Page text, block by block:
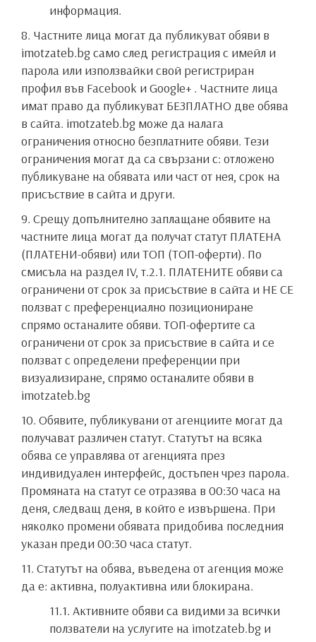
информация.
8. Частните лица могат да публикуват обяви в
imotzateb.bg само след регистрация с имейл и
парола или използвайки свой регистриран
профил във Facebook и Google+ . Частните лица
имат право да публикуват БЕЗПЛАТНО две обява
в сайта. imotzateb.bg може да налага
ограничения относно безплатните обяви. Тези
ограничения могат да са свързани с: отложено
публикуване на обявата или част от нея, срок на
присъствие в сайта и други.
9. Срещу допълнително заплащане обявите на
частните лица могат да получат статут ПЛАТЕНА
(ПЛАТЕНИ-обяви) или ТОП (ТОП-оферти). По
смисъла на раздел IV, т.2.1. ПЛАТЕНИТЕ обяви са
ограничени от срок за присъствие в сайта и НЕ СЕ
ползват с преференциално позициониране
спрямо останалите обяви. ТОП-офертите са
ограничени от срок за присъствие в сайта и се
ползват с определени преференции при
визуализиране, спрямо останалите обяви в
imotzateb.bg
10. Обявите, публикувани от агенциите могат да
получават различен статут. Статутът на всяка
обява се управлява от агенцията през
индивидуален интерфейс, достъпен чрез парола.
Промяната на статут се отразява в 00:30 часа на
деня, следващ деня, в който е извършена. При
няколко промени обявата придобива последния
указан преди 00:30 часа статут.
11. Статутът на обява, въведена от агенция може
да е: активна, полуактивна или блокирана.
11.1. Активните обяви са видими за всички
ползватели на услугите на imotzateb.bg и